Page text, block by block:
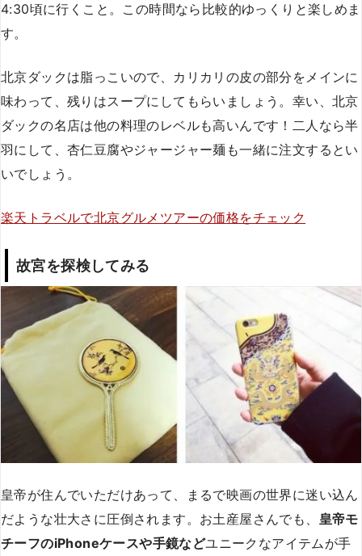
4:30頃に行くこと。この時間なら比較的ゆっくりと楽しめま
す。
北京ダックは脂っこいので、カリカリの皮の部分をメインに
味わって、残りはスープにしてもらいましょう。幸い、北京
ダックの名店は他の料理のレベルも高いんです！二人なら半
羽にして、杏仁豆腐やジャージャー麺も一緒に注文するとい
いでしょう。
楽天トラベルで北京グルメツアーの価格をチェック
故宮を探検してみる
皇帝が住んでいただけあって、まるで映画の世界に迷い込ん
だような壮大さに圧倒されます。お土産屋さんでも、 皇帝モ
チーフのiPhoneケースや手鏡などユニークなアイテムが手